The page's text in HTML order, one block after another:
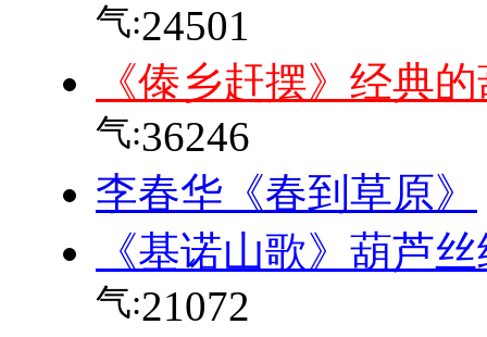
气:24501
《傣乡赶摆》经典
气:36246
李春华《春到草原》
《基诺山歌》葫芦
气:21072